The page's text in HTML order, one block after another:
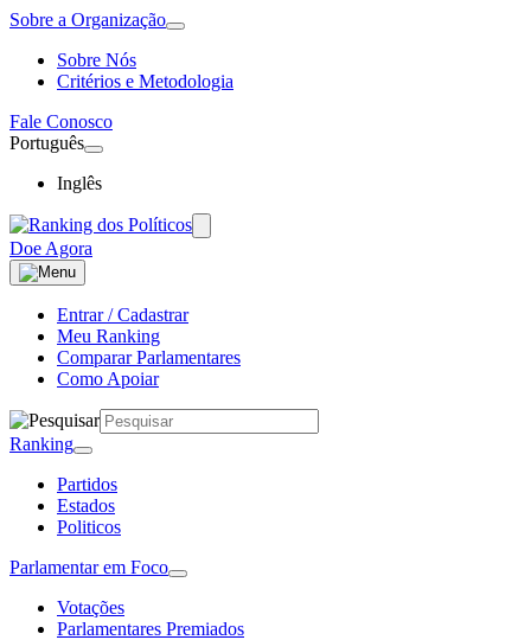
Sobre a Organização
Sobre Nós
Critérios e Metodologia
Fale Conosco
Português
Inglês
Doe Agora
Entrar / Cadastrar
Meu Ranking
Comparar Parlamentares
Como Apoiar
Ranking
Partidos
Estados
Politicos
Parlamentar em Foco
Votações
Parlamentares Premiados